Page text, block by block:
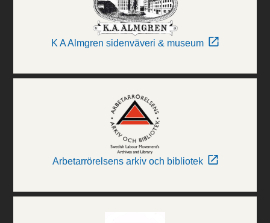
K A Almgren sidenväveri & museum
Arbetarrörelsens arkiv och bibliotek